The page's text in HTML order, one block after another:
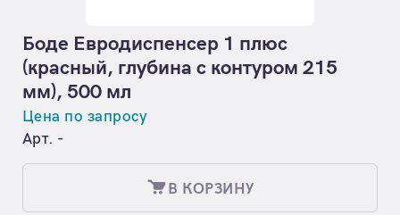
Боде Евродиспенсер 1 плюс
(красный, глубина с контуром 215
мм), 500 мл
Цена по запросу
Арт. -
В КОРЗИНУ